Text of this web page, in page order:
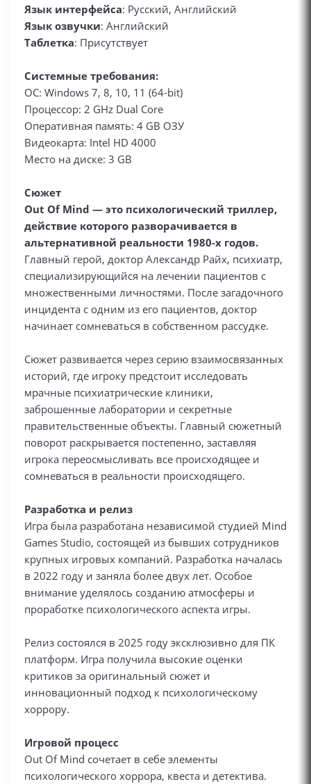
Язык интерфейса: Русский, Английский
Язык озвучки: Английский
Таблетка: Присутствует
Системные требования:
ОС: Windows 7, 8, 10, 11 (64-bit)
Процессор: 2 GHz Dual Core
Оперативная память: 4 GB ОЗУ
Видеокарта: Intel HD 4000
Место на диске: 3 GB
Сюжет
Out Of Mind — это психологический триллер,
действие которого разворачивается в
альтернативной реальности 1980-х годов.
Главный герой, доктор Александр Райх, психиатр,
специализирующийся на лечении пациентов с
множественными личностями. После загадочного
инцидента с одним из его пациентов, доктор
начинает сомневаться в собственном рассудке.
Сюжет развивается через серию взаимосвязанных
историй, где игроку предстоит исследовать
мрачные психиатрические клиники,
заброшенные лаборатории и секретные
правительственные объекты. Главный сюжетный
поворот раскрывается постепенно, заставляя
игрока переосмысливать все происходящее и
сомневаться в реальности происходящего.
Разработка и релиз
Игра была разработана независимой студией Mind
Games Studio, состоящей из бывших сотрудников
крупных игровых компаний. Разработка началась
в 2022 году и заняла более двух лет. Особое
внимание уделялось созданию атмосферы и
проработке психологического аспекта игры.
Релиз состоялся в 2025 году эксклюзивно для ПК
платформ. Игра получила высокие оценки
критиков за оригинальный сюжет и
инновационный подход к психологическому
хоррору.
Игровой процесс
Out Of Mind сочетает в себе элементы
психологического хоррора, квеста и детектива.